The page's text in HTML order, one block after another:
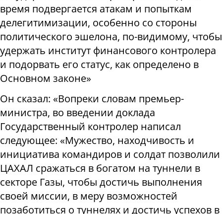
время подвергается атакам и попыткам
делегитимизации, особенно со стороны
политического эшелона, по-видимому, чтобы
удержать институт финансового контролера
и подорвать его статус, как определено в
Основном законе»
Он сказал: «Вопреки словам премьер-
министра, во введении доклада
Государственный контролер написал
следующее: «Мужество, находчивость и
инициатива командиров и солдат позволили
ЦАХАЛ сражаться в богатом на туннели в
секторе Газы, чтобы достичь выполнения
своей миссии, в меру возможностей
позаботиться о туннелях и достичь успехов в